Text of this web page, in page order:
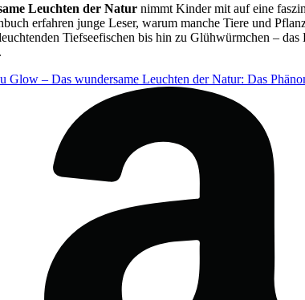
Leuchten der Natur nimmt Kinder mit auf eine
erfahren junge Leser, warum manche Tiere und
Tiefseefischen bis hin zu Glühwürmchen –
Glow – Das wundersame Leuchten der Natur: Das